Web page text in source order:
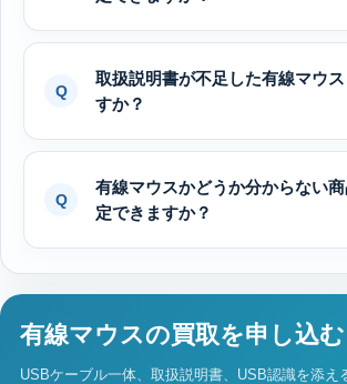
取扱説明書が不足した有線マウ
すか？
有線マウスかどうか分からない
定できますか？
有線マウスの買取を申し込む
USBケーブル一体、取扱説明書、USB認識を添え